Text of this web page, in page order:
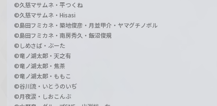
©久慈マサムネ・平つくね
©久慈マサムネ・Hisasi
©島田フミカネ・築地俊彦・月並甲介・ヤマグチノボル
©島田フミカネ・南房秀久・飯沼俊規
©しめさば・ぶーた
©竜ノ湖太郎・天之有
©竜ノ湖太郎・焦茶
©竜ノ湖太郎・ももこ
©谷川流・いとうのいぢ
©月夜涙・しおこんぶ